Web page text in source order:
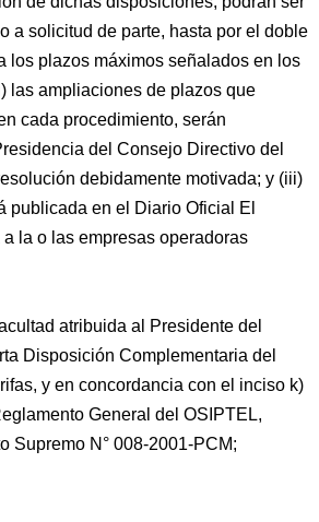
a solicitud de parte, hasta por el doble
los plazos máximos señalados en los
las ampliaciones de plazos que
cada procedimiento, serán
del Consejo Directivo del
debidamente motivada; y (iii)
publicada en el Diario Oficial El
la o las empresas operadoras
atribuida al Presidente del
Disposición Complementaria del
y en concordancia con el inciso k)
General del OSIPTEL,
Supremo N° 008-2001-PCM;